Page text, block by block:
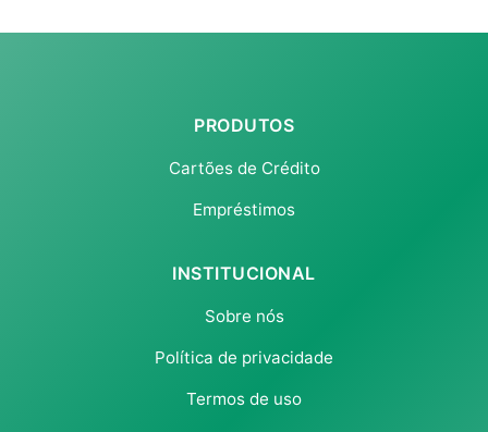
PRODUTOS
Cartões de Crédito
Empréstimos
INSTITUCIONAL
Sobre nós
Política de privacidade
Termos de uso